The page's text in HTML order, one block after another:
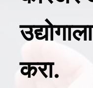
करा.